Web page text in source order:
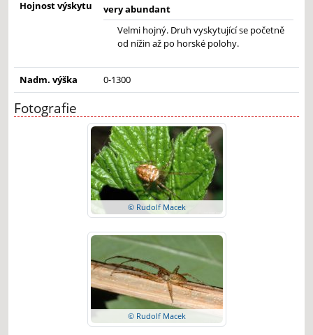
Hojnost výskytu
very abundant
Velmi hojný. Druh vyskytující se početně
od nížin až po horské polohy.
Nadm. výška 0-1300
Fotografie
© Rudolf Macek
© Rudolf Macek